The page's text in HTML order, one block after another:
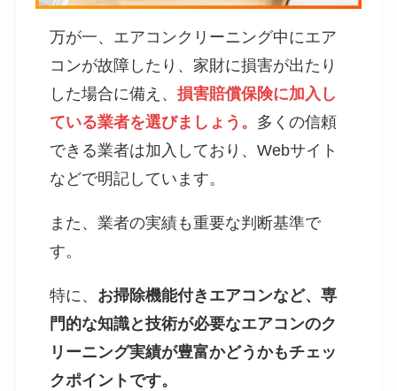
万が一、エアコンクリーニング中にエア
コンが故障したり、家財に損害が出たり
した場合に備え、損害賠償保険に加入し
ている業者を選びましょう。 多くの信頼
できる業者は加入しており、Webサイト
などで明記しています。
また、業者の実績も重要な判断基準で
す。
特に、 お掃除機能付きエアコンなど、専
門的な知識と技術が必要なエアコンのク
リーニング実績が豊富かどうかもチェッ
クポイントです。